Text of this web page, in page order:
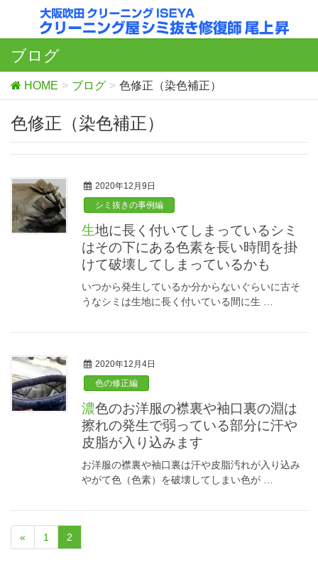
ブログ
HOME ブログ 色修正（染色補正）
色修正（染色補正）
2020年12月9日
シミ抜きの事例編
生地に長く付いてしまっているシミ
はその下にある色素を長い時間を掛
けて破壊してしまっているかも
いつから発生しているか分からないぐらいに古そ
うなシミは生地に長く付いている間に生 …
2020年12月4日
色の修正編
濃色のお洋服の襟裏や袖口裏の淵は
擦れの発生で弱っている部分に汗や
皮脂が入り込みます
お洋服の襟裏や袖口裏は汗や皮脂汚れが入り込み
やがて色（色素）を破壊してしまい色が …
« 1 2